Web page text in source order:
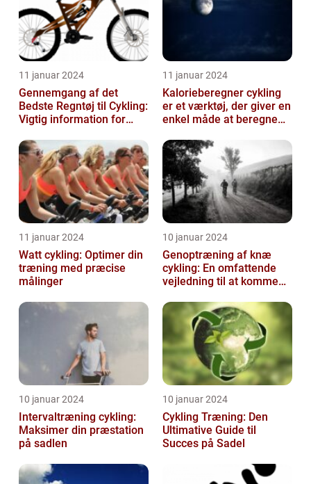
11 januar 2024
Gennemgang af det
Bedste Regntøj til Cykling:
Vigtig information for
Fritidsentusiaster
11 januar 2024
Kalorieberegner cykling
er et værktøj, der giver en
enkel måde at beregne
mængde k...
11 januar 2024
Watt cykling: Optimer din
træning med præcise
målinger
10 januar 2024
Genoptræning af knæ
cykling: En omfattende
vejledning til at komme
10 januar 2024
Intervaltræning cykling:
Maksimer din præstation
på sadlen
10 januar 2024
Cykling Træning: Den
Ultimative Guide til
Succes på Sadel